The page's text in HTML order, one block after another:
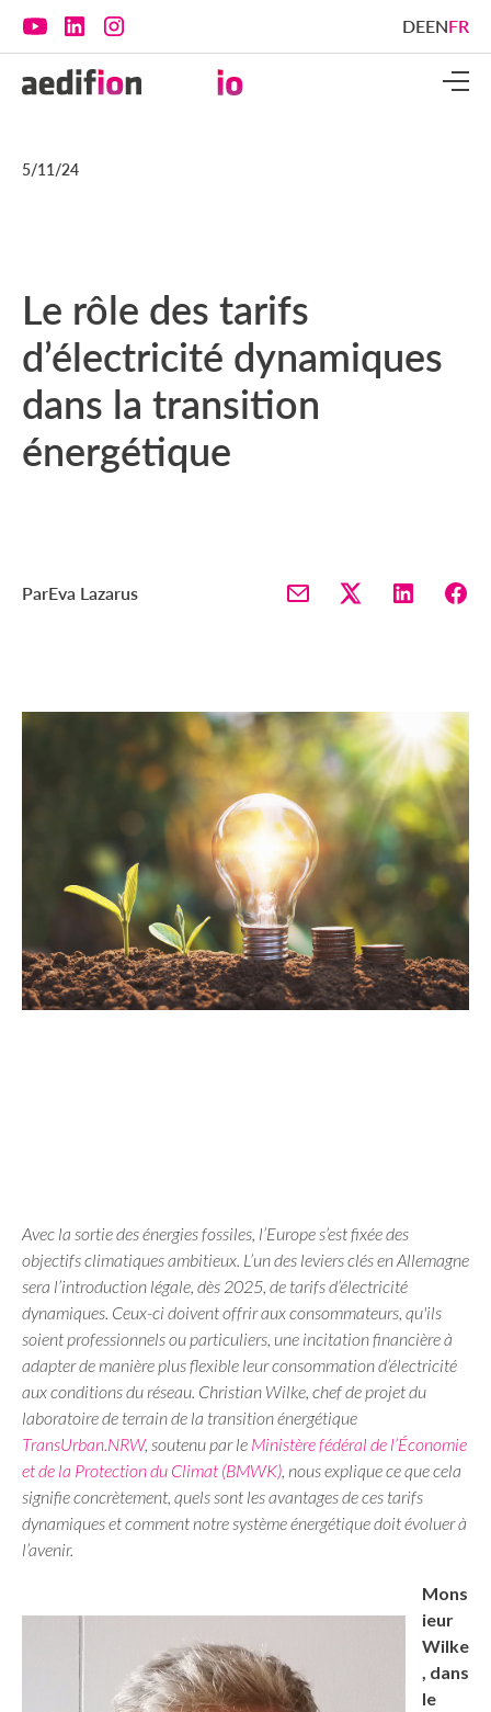
DEENFR
5/11/24
Le rôle des tarifs
d’électricité dynamiques
dans la transition
énergétique
ParEva Lazarus
Avec la sortie des énergies fossiles, l’Europe s’est fixée des
objectifs climatiques ambitieux. L’un des leviers clés en Allemagne
sera l’introduction légale, dès 2025, de tarifs d’électricité
dynamiques. Ceux-ci doivent offrir aux consommateurs, qu'ils
soient professionnels ou particuliers, une incitation financière à
adapter de manière plus flexible leur consommation d’électricité
aux conditions du réseau. Christian Wilke, chef de projet du
laboratoire de terrain de la transition énergétique
TransUrban.NRW, soutenu par le Ministère fédéral de l’Économie
et de la Protection du Climat (BMWK), nous explique ce que cela
signifie concrètement, quels sont les avantages de ces tarifs
dynamiques et comment notre système énergétique doit évoluer à
l’avenir.
Mons
ieur
Wilke
, dans
le